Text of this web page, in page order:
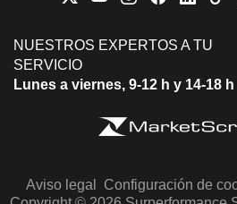
NUESTROS EXPERTOS A TU
SERVICIO
Lunes a viernes, 9-12 h y 14-18 h
Aviso legal Configuración de